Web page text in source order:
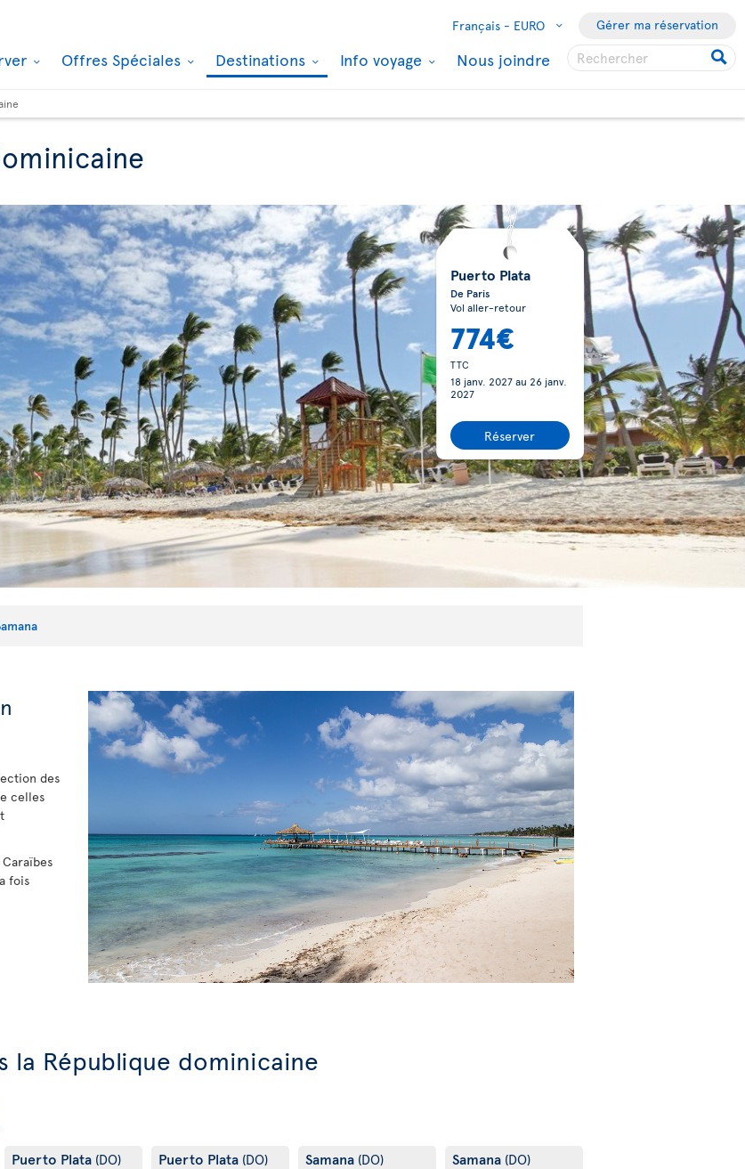
Français - EURO Gérer ma réservation
Offres Spéciales Destinations Info voyage Nous joindre
Puerto Plata
De Paris
Vol aller-retour
774€
TTC
18 janv. 2027au 26 janv.
2027
Réserver
des
celles
fois
la République dominicaine
Puerto Plata (DO) Puerto Plata (DO) Samana (DO) Samana (DO)